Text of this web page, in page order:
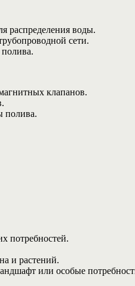
распределения воды.
сети.
клапанов.
полива.
потребностей.
и растений.
или особые